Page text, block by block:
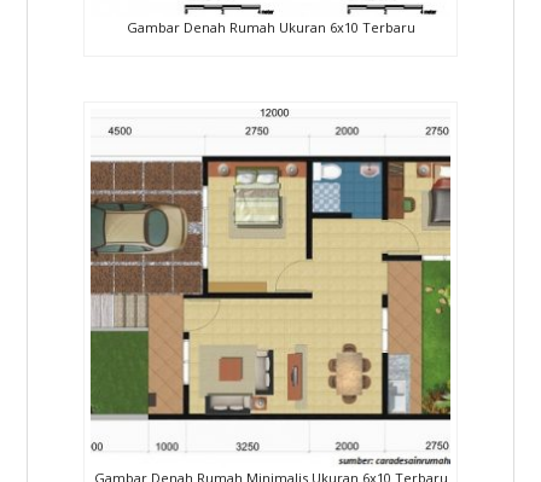
Gambar Denah Rumah Ukuran 6x10 Terbaru
Gambar Denah Rumah Minimalis Ukuran 6x10 Terbaru